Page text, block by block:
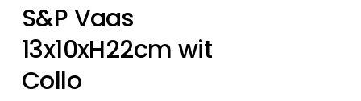
S&P Vaas
13x10xH22cm wit
Collo